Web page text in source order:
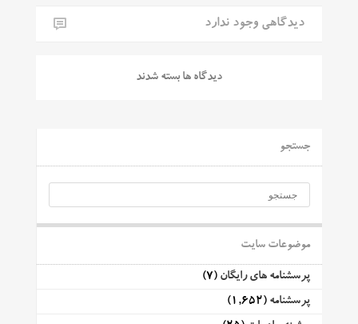
دیدگاهی وجود ندارد
دیدگاه ها بسته شدند
جستجو
موضوعات سایت
پرسشنامه های رایگان (7)
پرسشنامه (1,652)